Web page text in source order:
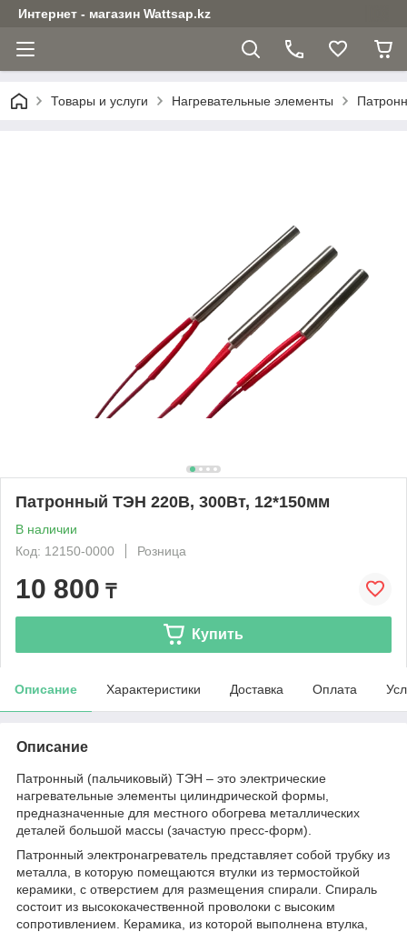
Интернет - магазин Wattsap.kz
Товары и услуги Нагревательные элементы
Патронный ТЭН 220В, 300Вт, 12*150мм
В наличии
Код: 12150-0000
Розница
10 800 ₸
Купить
Описание Характеристики Доставка Оплата
Описание
Патронный (пальчиковый) ТЭН – это электрические
нагревательные элементы цилиндрической формы,
предназначенные для местного обогрева металлических
деталей большой массы (зачастую пресс-форм).
Патронный электронагреватель представляет собой трубку из
металла, в которую помещаются втулки из термостойкой
керамики, с отверстием для размещения спирали. Спираль
состоит из высококачественной проволоки с высоким
сопротивлением. Керамика, из которой выполнена втулка,